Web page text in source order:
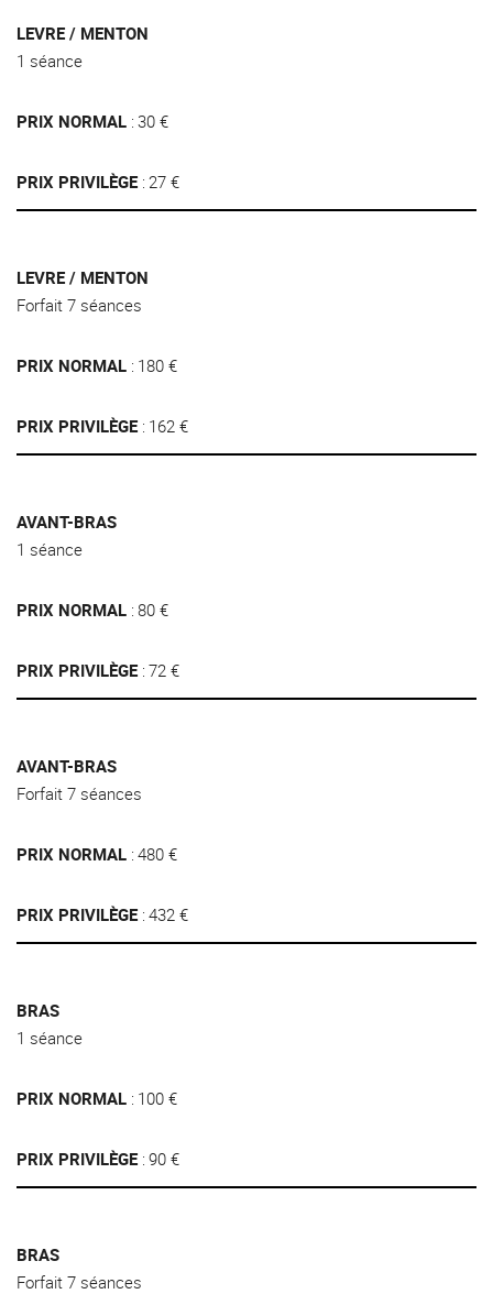
LEVRE / MENTON
1 séance
PRIX NORMAL 30 €
PRIX PRIVILÈGE 27 €
LEVRE / MENTON
Forfait 7 séances
PRIX NORMAL 180 €
PRIX PRIVILÈGE 162 €
AVANT-BRAS
1 séance
PRIX NORMAL 80 €
PRIX PRIVILÈGE 72 €
AVANT-BRAS
Forfait 7 séances
PRIX NORMAL 480 €
PRIX PRIVILÈGE 432 €
BRAS
1 séance
PRIX NORMAL 100 €
PRIX PRIVILÈGE 90 €
BRAS
Forfait 7 séances